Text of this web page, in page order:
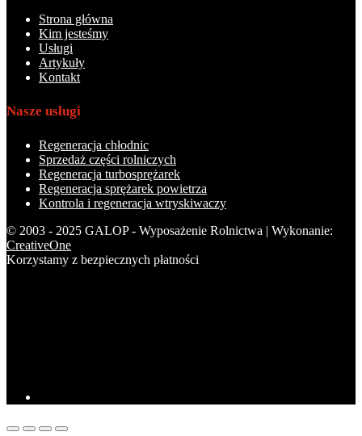
Strona główna
Kim jesteśmy
Usługi
Artykuły
Kontakt
Nasze usługi
Regeneracja chłodnic
Sprzedaż części rolniczych
Regeneracja turbosprężarek
Regeneracja sprężarek powietrza
Kontrola i regeneracja wtryskiwaczy
© 2003 - 2025 GALOP - Wyposażenie Rolnictwa | Wykonanie:
CreativeOne
Korzystamy z bezpiecznych płatności